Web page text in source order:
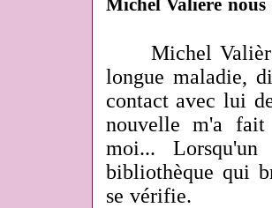
Michel Valière
Michel
longue maladie,
contact avec lui
nouvelle m'a fait
moi...
bibliothèque qui
se vérifie.